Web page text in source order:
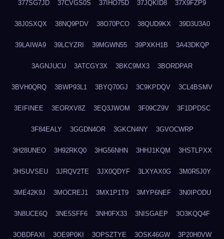
377SG7JD 37CVGS0S 37IHO75D 37JQKID8 37X9FZP9
38J0SXQX 38NQ9PDV 38O70PCO 38QUD9KX 39D3U3A0
39LAIWA9 39LCYZRI 39MGWN55 39PXKH1B 3A43DKQP
3AGNJUCU 3ATCGY3X 3BKC9MX3 3BORDPAR
3BVH0QRQ 3BWP93L1 3BYQ70GJ 3C9KPDQV 3CL4BSMV
3EIFINEE 3EORXV8Z 3EQ3JWOM 3F09CZ9V 3F1DPDSC
3F84EALY 3GGDN4OR 3GKCN4NY 3GVOCWRP
3H28UNEO 3H92RKQ0 3HG56NHN 3HHJ1KQM 3HSTLPXX
3HSUVSEU 3JRQV2TE 3JX0QDYF 3LXYAX0G 3M0R5J0Y
3ME42K9J 3MOCREJ1 3MX1P1T9 3MYP6NEF 3N0IPODU
3N8UCE6Q 3NE5SFF6 3NH0FX33 3NISGAEP 3O3KQQ4F
3OBDFAXI 3OE9P0KI 3OPSZTYE 3OSK46GW 3P20H0VW